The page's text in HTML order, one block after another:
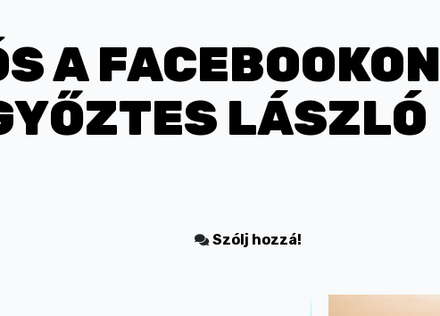
A FACEBOOKON
LÁSZLÓ
Szólj hozzá!